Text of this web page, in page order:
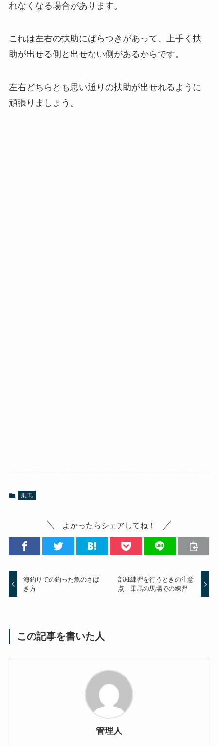
れなくなる場合があります。
これは左右の扶助にばらつきがあって、上手く扶
助が出せる側と出せない側があるからです。
左右どちらとも思い通りの扶助が出せれるように
頑張りましょう。
乗馬
よかったらシェアしてね！
海釣りでの釣った魚のさば
き方
部班練習を行うときの注意
点｜乗馬の馬場での練習
この記事を書いた人
管理人